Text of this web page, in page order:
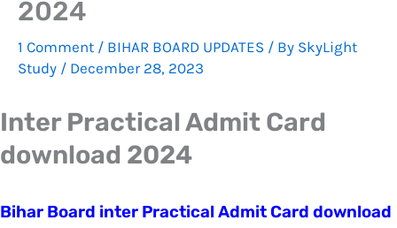
2024
1 Comment / BIHAR BOARD UPDATES / By SkyLight
Study / December 28, 2023
Inter Practical Admit Card
download 2024
Bihar Board inter Practical Admit Card download